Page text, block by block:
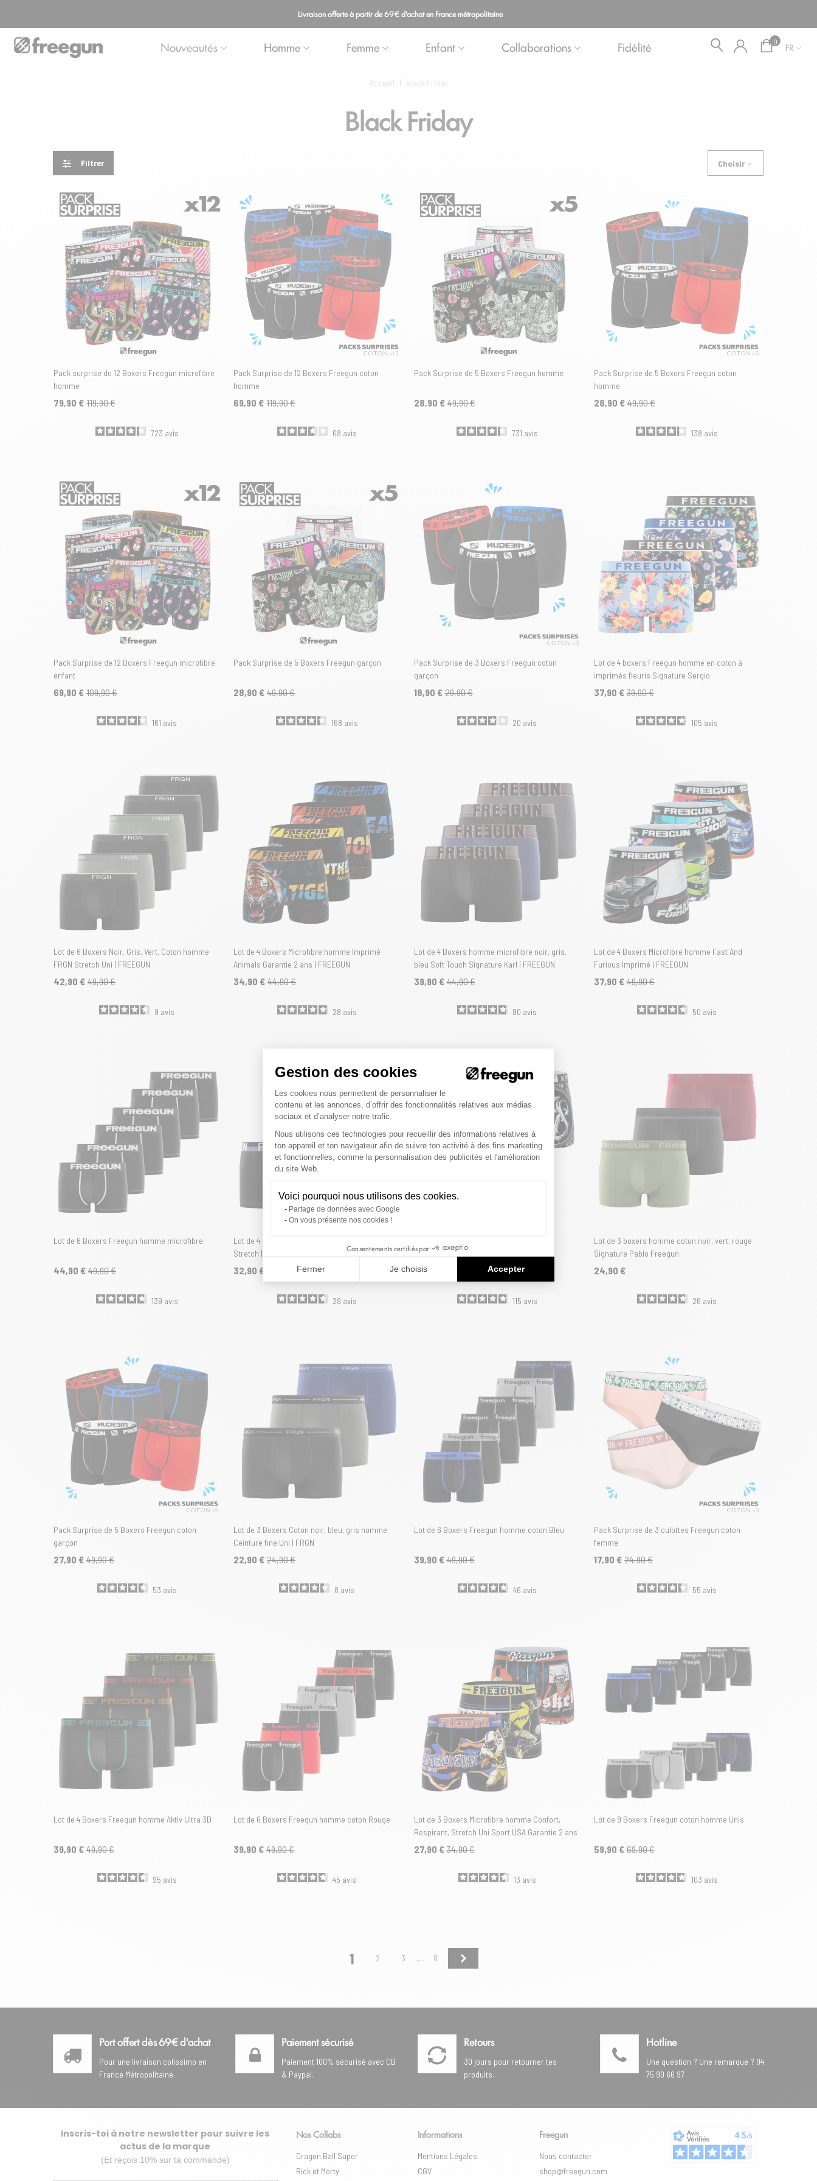
Livraison offerte à partir de 69€ d'achat en France métropolitaine
Nouveautés Homme Femme Enfant Collaborations Fidélité 0 FR
Accueil | Black Friday
Black Friday
Filtrer Choisir
Pack surprise de 12 Boxers Freegun microfibre
homme
79,90 € 119,90 €
723 avis
Pack Surprise de 12 Boxers Freegun coton
homme
69,90 € 119,90 €
68 avis
Pack Surprise de 5 Boxers Freegun homme
28,90 € 49,90 €
731 avis
Pack Surprise de 5 Boxers Freegun coton
homme
28,90 € 49,90 €
138 avis
Pack Surprise de 12 Boxers Freegun microfibre
enfant
69,90 € 109,90 €
161 avis
Pack Surprise de 5 Boxers Freegun garçon
28,90 € 49,90 €
168 avis
Pack Surprise de 3 Boxers Freegun coton
garçon
18,90 € 29,90 €
20 avis
Lot de 4 boxers Freegun homme en coton à
imprimés fleuris Signature Sergio
37,90 € 39,90 €
105 avis
Lot de 6 Boxers Noir, Gris, Vert, Coton homme
FRGN Stretch Uni | FREEGUN
42,90 € 49,90 €
9 avis
Lot de 4 Boxers Microfibre homme Imprimé
Animals Garantie 2 ans | FREEGUN
34,90 € 44,90 €
28 avis
Lot de 4 Boxers homme microfibre noir, gris,
bleu Soft Touch Signature Karl | FREEGUN
39,90 € 44,90 €
80 avis
Lot de 4 Boxers Microfibre homme Fast And
Furious Imprimé | FREEGUN
37,90 € 49,90 €
50 avis
Lot de 6 Boxers Freegun homme microfibre
44,90 € 49,90 €
139 avis
Lot de 4 Boxers Homme Coton Noir, Gris, Bleu,
Stretch | FREEGUN
32,90 €
29 avis
39,90 €
115 avis
Lot de 3 boxers homme coton noir, vert, rouge
Signature Pablo Freegun
24,90 €
26 avis
Pack Surprise de 5 Boxers Freegun coton
garçon
27,90 € 49,90 €
53 avis
Lot de 3 Boxers Coton noir, bleu, gris homme
Ceinture fine Uni | FRGN
22,90 € 24,90 €
8 avis
Lot de 6 Boxers Freegun homme coton Bleu
39,90 € 49,90 €
46 avis
Pack Surprise de 3 culottes Freegun coton
femme
17,90 € 24,90 €
55 avis
Lot de 4 Boxers Freegun homme Aktiv Ultra 3D
39,90 € 49,90 €
95 avis
Lot de 6 Boxers Freegun homme coton Rouge
39,90 € 49,90 €
45 avis
Lot de 3 Boxers Microfibre homme Confort,
Respirant, Stretch Uni Sport USA Garantie 2 ans
| FREEGUN
27,90 € 34,90 €
13 avis
Lot de 9 Boxers Freegun coton homme Unis
59,90 € 69,90 €
103 avis
1 2 3 … 8 Suivant
Port offert dès 69€ d'achat
Pour une livraison colissimo en
France Métropolitaine.
Paiement sécurisé
Paiement 100% sécurisé avec CB
& Paypal.
Retours
30 jours pour retourner tes
produits.
Hotline
Une question ? Une remarque ? 04
75 90 66 97
Inscris-toi à notre newsletter pour suivre les
actus de la marque
(Et reçois 10% sur ta commande)
Nos Collabs
Dragon Ball Super
Rick et Morty
Informations
Mentions Légales
CGV
Freegun
Nous contacter
shop@freegun.com
Gestion des cookies
Plateforme de Gestion du Consentement : Personnalisez vos Options
Les cookies nous permettent de personnaliser le
contenu et les annonces, d’offrir des fonctionnalités relatives aux médias
sociaux et d’analyser notre trafic.
Nous utilisons ces technologies pour recueillir des informations relatives à
ton appareil et ton navigateur afin de suivre ton activité à des fins marketing
et fonctionnelles, comme la personnalisation des publicités et l'amélioration
du site Web.
Voici pourquoi nous utilisons des cookies.
Partage de données avec Google
On vous présente nos cookies !
Consentements certifiés par
Fermer Je choisis Accepter
Axeptio consent